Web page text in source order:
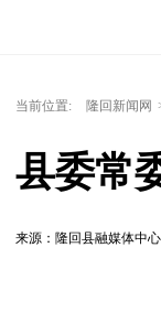
当前位置: 隆回新闻网
县委常
来源：隆回县融媒体中心